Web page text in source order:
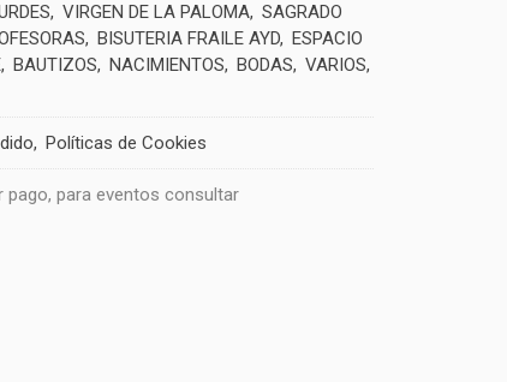
VIRGEN DE LA PALOMA SAGRADO
BISUTERIA FRAILE AYD ESPACIO
BAUTIZOS NACIMIENTOS BODAS
VARIOS
Políticas de Cookies
pago, para eventos consultar